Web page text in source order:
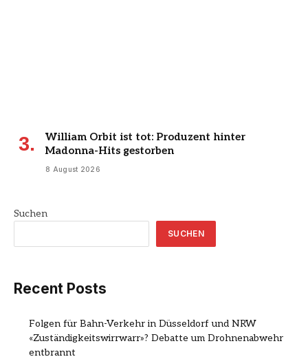
William Orbit ist tot: Produzent hinter
Madonna-Hits gestorben
8 August 2026
Suchen
SUCHEN
Recent Posts
Folgen für Bahn-Verkehr in Düsseldorf und NRW
«Zuständigkeitswirrwarr»? Debatte um Drohnenabwehr
entbrannt